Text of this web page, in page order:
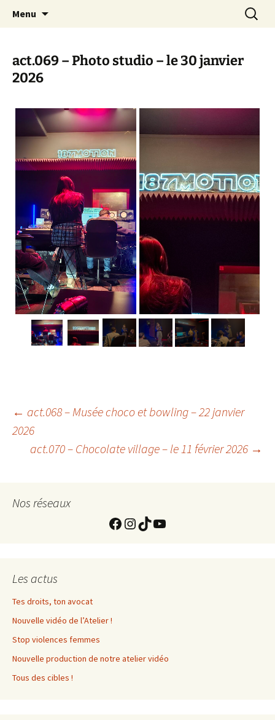
L'Oranger AMO
Actions en Milieu Ouvert
Menu
act.069 – Photo studio – le 30 janvier
2026
Navigation
de
l'article
← act.068 – Musée choco et bowling – 22 janvier
2026
act.070 – Chocolate village – le 11 février 2026 →
Nos réseaux
https://
Instagram
TikTokYouTube
Les actus
Tes droits, ton avocat
Nouvelle vidéo de l’Atelier !
Stop violences femmes
Nouvelle production de notre atelier vidéo
Tous des cibles !